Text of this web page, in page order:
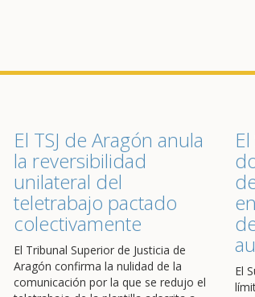
El TSJ de Aragón anula
la reversibilidad
unilateral del
teletrabajo pactado
colectivamente
El Tribunal Superior de Justicia de
Aragón confirma la nulidad de la
comunicación por la que se redujo el
El